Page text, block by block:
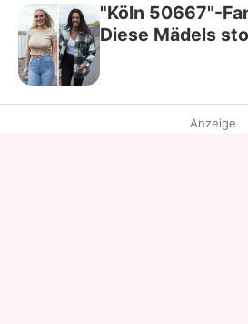
"Köln 50667"-
Diese Mädels
Anzeige